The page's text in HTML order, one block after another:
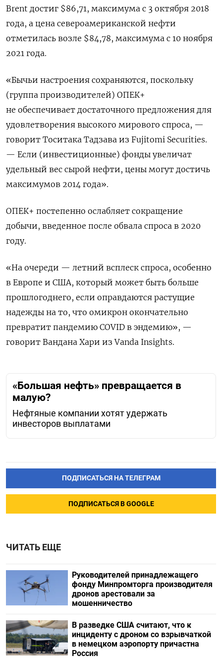
Brent достиг $86,71, максимума с 3 октября 2018
года, а цена североамериканской нефти
отметилась возле $84,78, максимума с 10 ноября
2021 года.
«Бычьи настроения сохраняются, поскольку
(группа производителей) ОПЕК+
не обеспечивает достаточного предложения для
удовлетворения высокого мирового спроса, —
говорит Тоситака Тадзава из Fujitomi Securities.
— Если (инвестиционные) фонды увеличат
удельный вес сырой нефти, цены могут достичь
максимумов 2014 года».
ОПЕК+ постепенно ослабляет сокращение
добычи, введенное после обвала спроса в 2020
году.
«На очереди — летний всплеск спроса, особенно
в Европе и США, который может быть больше
прошлогоднего, если оправдаются растущие
надежды на то, что омикрон окончательно
превратит пандемию COVID в эндемию», —
говорит Вандана Хари из Vanda Insights.
«Большая нефть» превращается в
малую?
Нефтяные компании хотят удержать
инвесторов выплатами
ПОДПИСАТЬСЯ НА ТЕЛЕГРАМ
ПОДПИСАТЬСЯ В GOOGLE
ЧИТАТЬ ЕЩЕ
Руководителей принадлежащего
фонду Минпромторга производителя
дронов арестовали за
мошенничество
В разведке США считают, что к
инциденту с дроном со взрывчаткой
в немецком аэропорту причастна
Россия